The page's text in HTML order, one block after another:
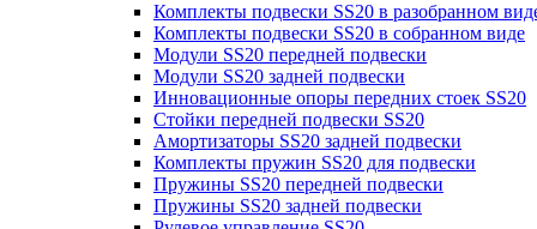
Комплекты подвески SS20 в разобранном
Комплекты подвески SS20 в собранном виде
Модули SS20 передней подвески
Модули SS20 задней подвески
Инновационные опоры передних стоек SS20
Стойки передней подвески SS20
Амортизаторы SS20 задней подвески
Комплекты пружин SS20 для подвески
Пружины SS20 передней подвески
Пружины SS20 задней подвески